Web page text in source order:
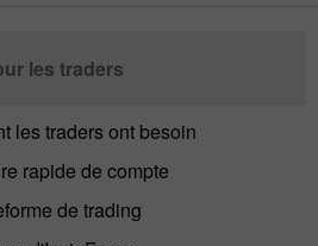
les traders
les traders ont besoin
rapide de compte
de trading